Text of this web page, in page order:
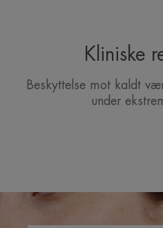
• BEROLIGER irritasjon.
*øvre hudlag
* Øvre hudlag
Kliniske
Beskyttelse mot kaldt
under